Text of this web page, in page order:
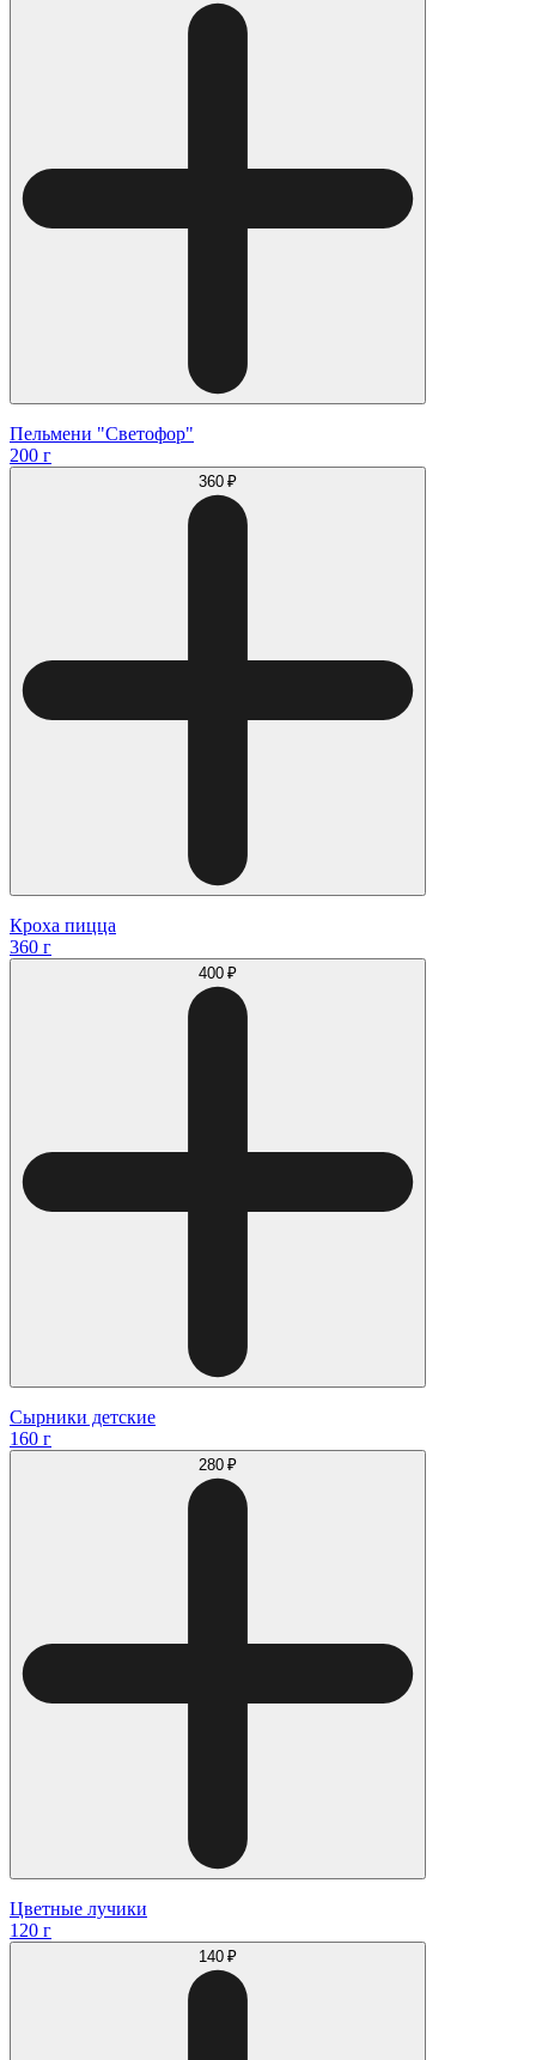
Пельмени "Светофор"
200 г
360 ₽
Кроха пицца
360 г
400 ₽
Сырники детские
160 г
280 ₽
Цветные лучики
120 г
140 ₽